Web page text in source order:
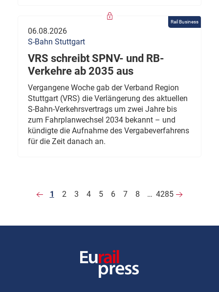
Rail Business
06.08.2026
S-Bahn Stuttgart
VRS schreibt SPNV- und RB-
Verkehre ab 2035 aus
Vergangene Woche gab der Verband Region
Stuttgart (VRS) die Verlängerung des aktuellen
S-Bahn-Verkehrsvertrags um zwei Jahre bis
zum Fahrplanwechsel 2034 bekannt – und
kündigte die Aufnahme des Vergabeverfahrens
für die Zeit danach an.
1 2 3 4 5 6 7 8 … 4285